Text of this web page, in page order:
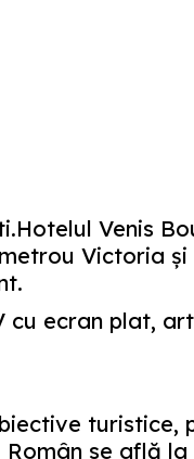
Venis
Victoria și
cu ecran plat,
turistice,
se află la